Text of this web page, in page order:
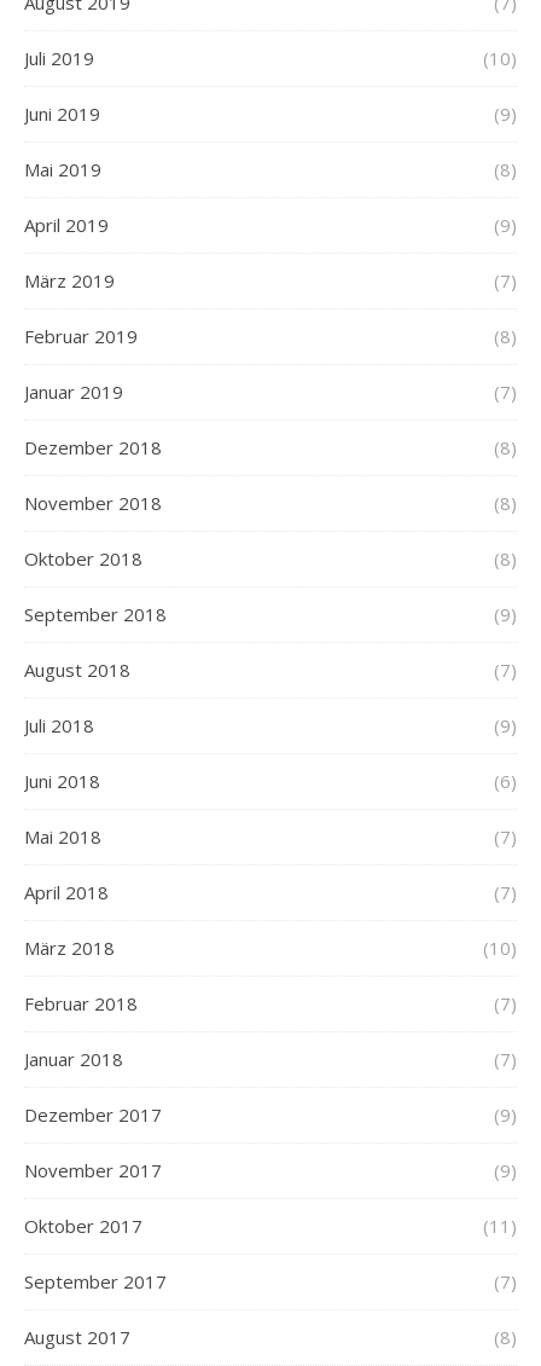
Juli 2019 (10)
Juni 2019 (9)
Mai 2019 (8)
April 2019 (9)
März 2019 (7)
Februar 2019 (8)
Januar 2019 (7)
Dezember 2018 (8)
November 2018 (8)
Oktober 2018 (8)
September 2018 (9)
August 2018 (7)
Juli 2018 (9)
Juni 2018 (6)
Mai 2018 (7)
April 2018 (7)
März 2018 (10)
Februar 2018 (7)
Januar 2018 (7)
Dezember 2017 (9)
November 2017 (9)
Oktober 2017 (11)
September 2017 (7)
August 2017 (8)